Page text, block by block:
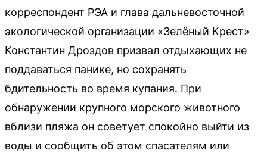
корреспондент РЭА и глава дальневосточной
экологической организации «Зелёный Крест»
Константин Дроздов призвал отдыхающих не
поддаваться панике, но сохранять
бдительность во время купания. При
обнаружении крупного морского животного
вблизи пляжа он советует спокойно выйти из
воды и сообщить об этом спасателям или